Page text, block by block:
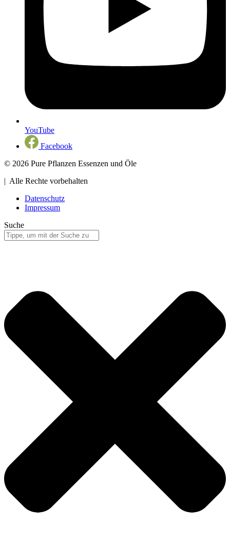
YouTube
Facebook
© 2026 Pure Pflanzen Essenzen und Öle
| Alle Rechte vorbehalten
Datenschutz
Impressum
Suche